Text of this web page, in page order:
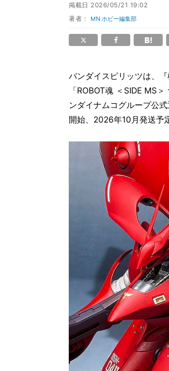
掲載日 2026/05/21 19:02
著者： MN ホビー編集部
バンダイスピリッツは、
「ROBOT魂 ＜SIDE MS
ンダイナムコグループ公
開始、2026年10月発送予